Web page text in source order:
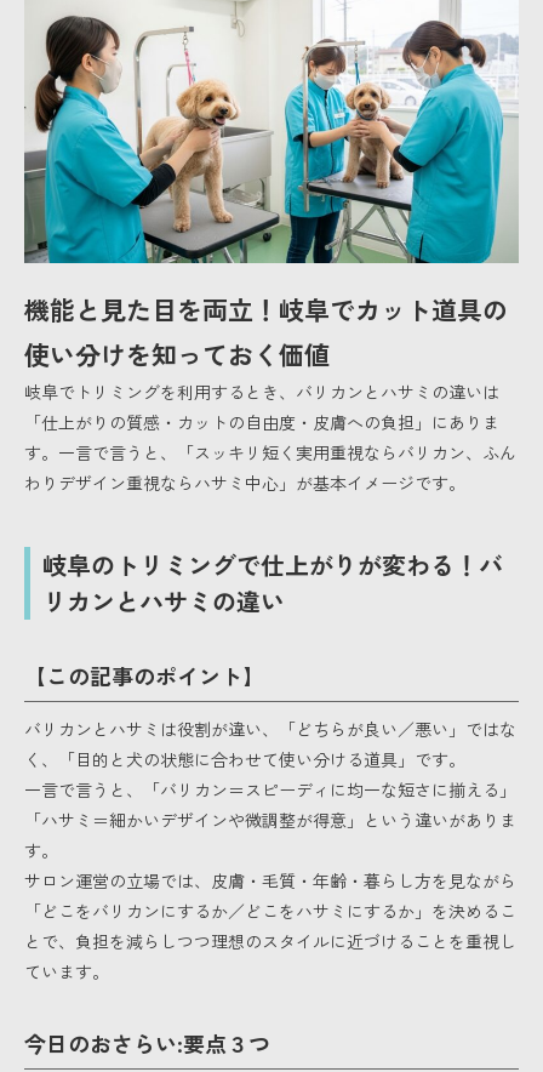
機能と見た目を両立！岐阜でカット道具の
使い分けを知っておく価値
岐阜でトリミングを利用するとき、バリカンとハサミの違いは
「仕上がりの質感・カットの自由度・皮膚への負担」にありま
す。一言で言うと、「スッキリ短く実用重視ならバリカン、ふん
わりデザイン重視ならハサミ中心」が基本イメージです。
岐阜のトリミングで仕上がりが変わる！バ
リカンとハサミの違い
【この記事のポイント】
バリカンとハサミは役割が違い、「どちらが良い／悪い」ではな
く、「目的と犬の状態に合わせて使い分ける道具」です。
一言で言うと、「バリカン＝スピーディに均一な短さに揃える」
「ハサミ＝細かいデザインや微調整が得意」という違いがありま
す。
サロン運営の立場では、皮膚・毛質・年齢・暮らし方を見ながら
「どこをバリカンにするか／どこをハサミにするか」を決めるこ
とで、負担を減らしつつ理想のスタイルに近づけることを重視し
ています。
今日のおさらい:要点３つ